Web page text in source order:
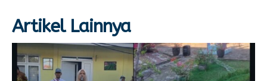
Artikel Lainnya